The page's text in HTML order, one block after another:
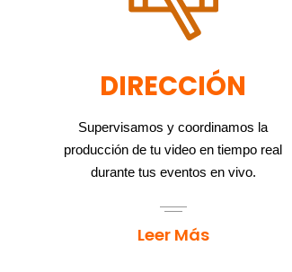
DIRECCIÓN
Supervisamos y coordinamos la
producción de tu video en tiempo real
durante tus eventos en vivo.
Leer Más